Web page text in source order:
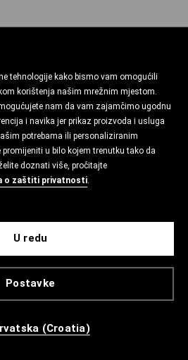
tehnologije kako bismo vam omogućili
korištenja našim mrežnim mjestom.
nam da vam zajamčimo ugodnu
i navika jer prikaz proizvoda i usluga
potrebama ili personaliziranim
u bilo kojem trenutku tako da
doznati više, pročitajte
o zaštiti privatnosti.
Postavke
U redu
(Croatia)